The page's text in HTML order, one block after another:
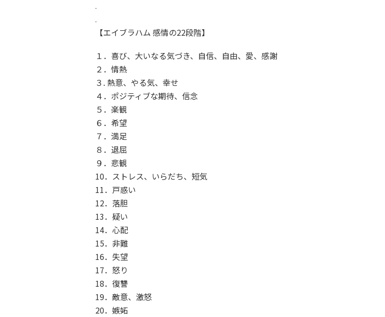
.
.
【エイブラハム 感情の22段階】
１．喜び、大いなる気づき、自信、自由、愛、感謝
２．情熱
３. 熱意、やる気、幸せ
４．ポジティブな期待、信念
５．楽観
６．希望
７．満足
８．退屈
９．悲観
10．ストレス、いらだち、短気
11．戸惑い
12．落胆
13．疑い
14．心配
15．非難
16．失望
17．怒り
18．復讐
19．敵意、激怒
20．嫉妬